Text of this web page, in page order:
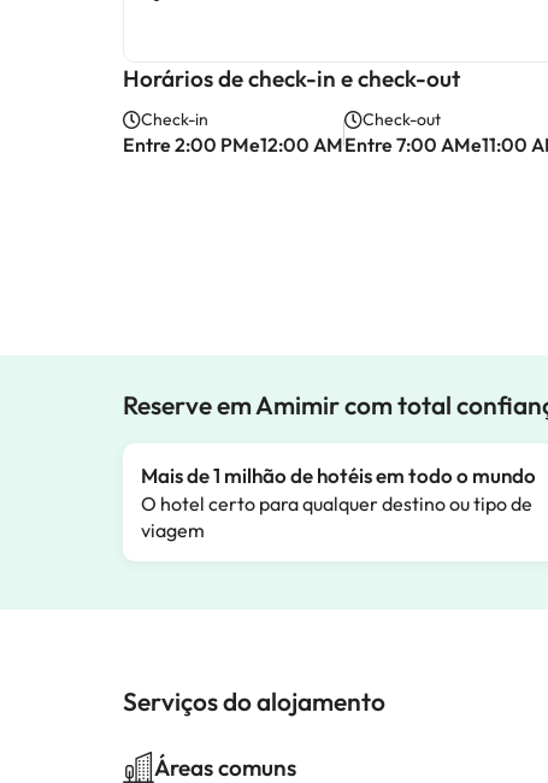
Horários de check-in e check-out
Check-in
Entre 2:00 PMe12:00 AM
Check-out
Entre 7:00 AMe11:00
Reserve em Amimir com total
Mais de 1 milhão de hotéis em todo o mundo
O hotel certo para qualquer destino ou tipo de
viagem
Serviços do alojamento
Áreas comuns